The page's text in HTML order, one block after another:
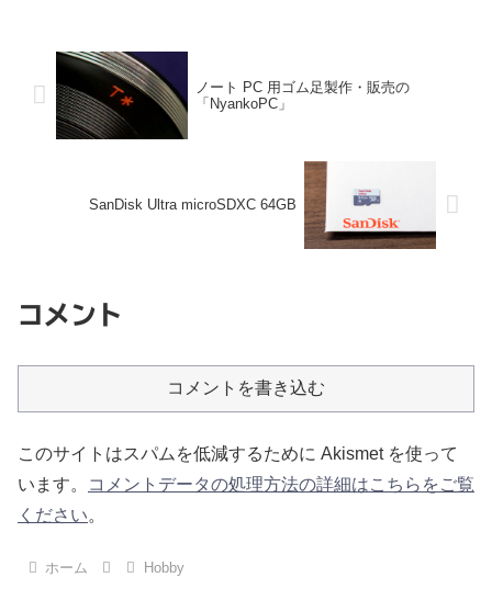
ノート PC 用ゴム足製作・販売の
「NyankoPC」
SanDisk Ultra microSDXC 64GB
コメント
コメントを書き込む
このサイトはスパムを低減するために Akismet を使って
います。
コメントデータの処理方法の詳細はこちらをご覧
ください。
ホーム Hobby